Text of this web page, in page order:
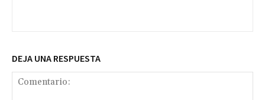
DEJA UNA RESPUESTA